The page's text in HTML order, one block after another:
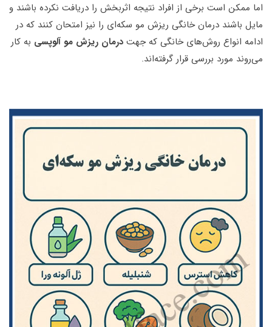
اما ممکن است برخی از افراد نتیجه اثربخش را دریافت نکرده باشند و
مایل باشند درمان خانگی ریزش مو سکه‌ای را نیز امتحان کنند که در
ادامه انواع روش‌های خانگی که جهت درمان ریزش مو آلوپسی به کار
می‌روند مورد بررسی قرار گرفته‌اند.